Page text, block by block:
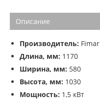
Описание
Производитель: Fimar
Длина, мм: 1170
Ширина, мм: 580
Высота, мм: 1030
Мощность: 1,5 кВт